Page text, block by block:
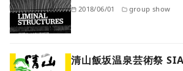
2018/06/01 group show
清山飯坂温泉芸術祭